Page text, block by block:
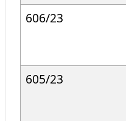
606/23
605/23